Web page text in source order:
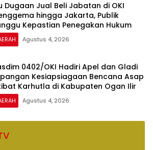
Dugaan Jual Beli Jabatan di OKI
hingga Jakarta, Publik
Kepastian Penegakan Hukum
Agustus 4, 2026
0402/OKI Hadiri Apel dan Gladi
Kesiapsiagaan Bencana Asap
Karhutla di Kabupaten Ogan Ilir
Agustus 4, 2026